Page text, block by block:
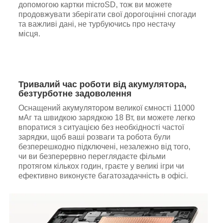
допомогою картки microSD, тож ви можете
продовжувати зберігати свої дорогоцінні спогади
та важливі дані, не турбуючись про нестачу
місця.
Тривалий час роботи від акумулятора,
безтурботне задоволення
Оснащений акумулятором великої ємності 11000
мАг та швидкою зарядкою 18 Вт, ви можете легко
впоратися з ситуацією без необхідності частої
зарядки, щоб ваші розваги та робота були
безперешкодно підключені, незалежно від того,
чи ви безперервно переглядаєте фільми
протягом кількох годин, граєте у великі ігри чи
ефективно виконуєте багатозадачність в офісі.